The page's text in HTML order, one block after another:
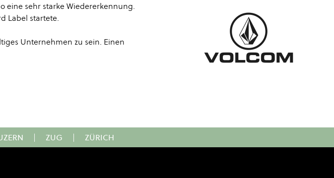
eine sehr starke Wiedererkennung.
Label startete.
Unternehmen zu sein. Einen
| ZUG | ZÜRICH